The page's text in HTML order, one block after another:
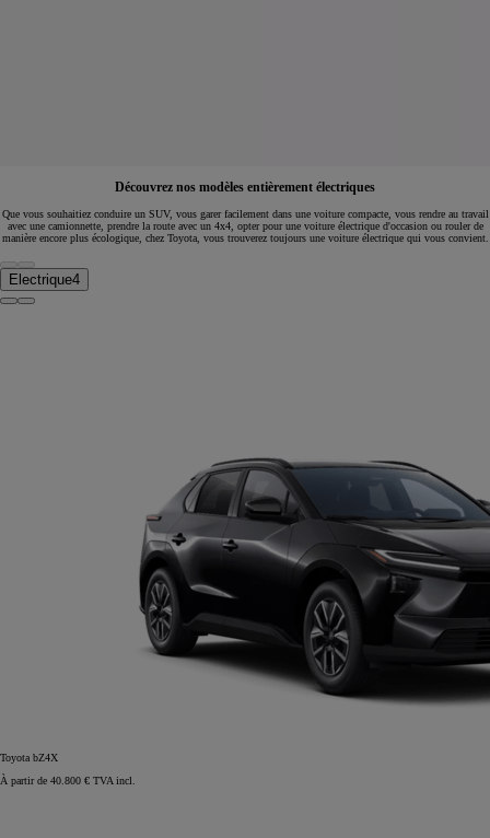
Découvrez nos modèles entièrement électriques
Que vous souhaitiez conduire un SUV, vous garer facilement dans une voiture compacte, vous rendre au travail
avec une camionnette, prendre la route avec un 4x4, opter pour une voiture électrique d'occasion ou rouler de
manière encore plus écologique, chez Toyota, vous trouverez toujours une voiture électrique qui vous convient.
Electrique4
Toyota bZ4X
À partir de 40.800 € TVA incl.